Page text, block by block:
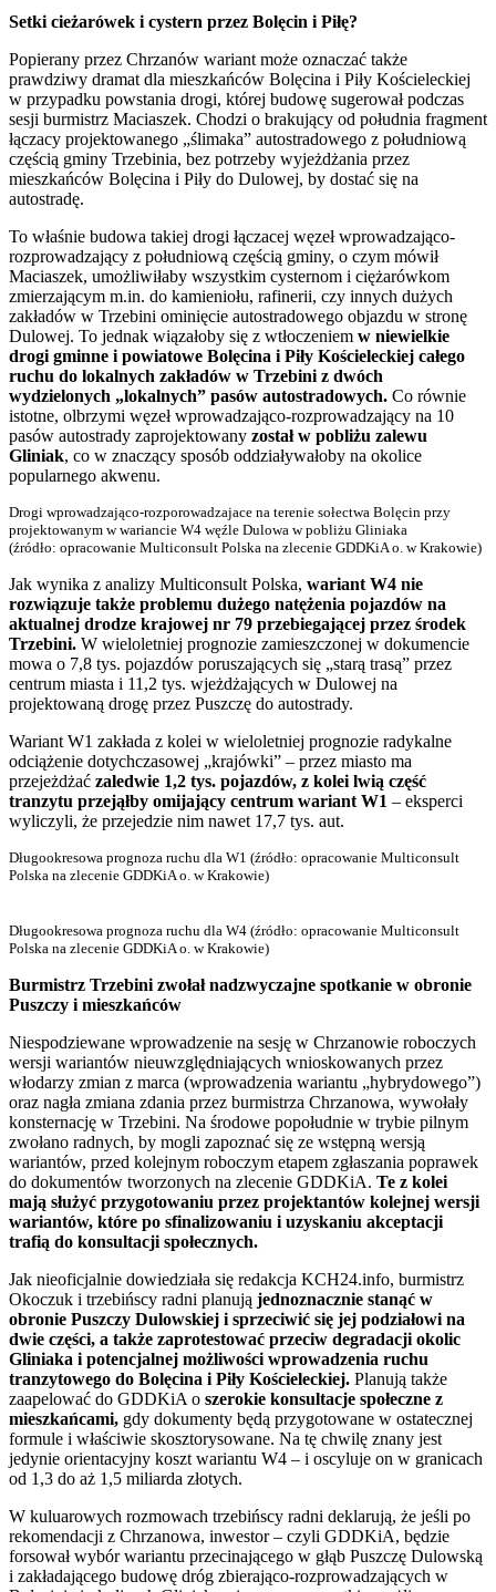
Setki cieżarówek i cystern przez Bolęcin i Piłę?
Popierany przez Chrzanów wariant może oznaczać także
prawdziwy dramat dla mieszkańców Bolęcina i Piły Kościeleckiej
w przypadku powstania drogi, której budowę sugerował podczas
sesji burmistrz Maciaszek. Chodzi o brakujący od południa fragment
łączacy projektowanego „ślimaka” autostradowego z południową
częścią gminy Trzebinia, bez potrzeby wyjeżdżania przez
mieszkańców Bolęcina i Piły do Dulowej, by dostać się na
autostradę.
To właśnie budowa takiej drogi łączacej węzeł wprowadzająco-
rozprowadzający z południową częścią gminy, o czym mówił
Maciaszek, umożliwiłaby wszystkim cysternom i ciężarówkom
zmierzającym m.in. do kamieniołu, rafinerii, czy innych dużych
zakładów w Trzebini ominięcie autostradowego objazdu w stronę
Dulowej. To jednak wiązałoby się z wtłoczeniem w niewielkie
drogi gminne i powiatowe Bolęcina i Piły Kościeleckiej całego
ruchu do lokalnych zakładów w Trzebini z dwóch
wydzielonych „lokalnych” pasów autostradowych. Co równie
istotne, olbrzymi węzeł wprowadzająco-rozprowadzający na 10
pasów autostrady zaprojektowany został w pobliżu zalewu
Gliniak, co w znaczący sposób oddziaływałoby na okolice
popularnego akwenu.
Drogi wprowadzająco-rozporowadzajace na terenie sołectwa Bolęcin przy
projektowanym w wariancie W4 węźle Dulowa w pobliżu Gliniaka
(źródło: opracowanie Multiconsult Polska na zlecenie GDDKiA o. w Krakowie)
Jak wynika z analizy Multiconsult Polska, wariant W4 nie
rozwiązuje także problemu dużego natężenia pojazdów na
aktualnej drodze krajowej nr 79 przebiegającej przez środek
Trzebini. W wieloletniej prognozie zamieszczonej w dokumencie
mowa o 7,8 tys. pojazdów poruszających się „starą trasą” przez
centrum miasta i 11,2 tys. wjeżdżających w Dulowej na
projektowaną drogę przez Puszczę do autostrady.
Wariant W1 zakłada z kolei w wieloletniej prognozie radykalne
odciążenie dotychczasowej „krajówki” – przez miasto ma
przejeżdżać zaledwie 1,2 tys. pojazdów, z kolei lwią część
tranzytu przejąłby omijający centrum wariant W1 – eksperci
wyliczyli, że przejedzie nim nawet 17,7 tys. aut.
Długookresowa prognoza ruchu dla W1 (źródło: opracowanie Multiconsult
Polska na zlecenie GDDKiA o. w Krakowie)
Długookresowa prognoza ruchu dla W4 (źródło: opracowanie Multiconsult
Polska na zlecenie GDDKiA o. w Krakowie)
Burmistrz Trzebini zwołał nadzwyczajne spotkanie w obronie
Puszczy i mieszkańców
Niespodziewane wprowadzenie na sesję w Chrzanowie roboczych
wersji wariantów nieuwzględniających wnioskowanych przez
włodarzy zmian z marca (wprowadzenia wariantu „hybrydowego”)
oraz nagła zmiana zdania przez burmistrza Chrzanowa, wywołały
konsternację w Trzebini. Na środowe popołudnie w trybie pilnym
zwołano radnych, by mogli zapoznać się ze wstępną wersją
wariantów, przed kolejnym roboczym etapem zgłaszania poprawek
do dokumentów tworzonych na zlecenie GDDKiA. Te z kolei
mają służyć przygotowaniu przez projektantów kolejnej wersji
wariantów, które po sfinalizowaniu i uzyskaniu akceptacji
trafią do konsultacji społecznych.
Jak nieoficjalnie dowiedziała się redakcja KCH24.info, burmistrz
Okoczuk i trzebińscy radni planują jednoznacznie stanąć w
obronie Puszczy Dulowskiej i sprzeciwić się jej podziałowi na
dwie części, a także zaprotestować przeciw degradacji okolic
Gliniaka i potencjalnej możliwości wprowadzenia ruchu
tranzytowego do Bolęcina i Piły Kościeleckiej. Planują także
zaapelować do GDDKiA o szerokie konsultacje społeczne z
mieszkańcami, gdy dokumenty będą przygotowane w ostatecznej
formule i właściwie skosztorysowane. Na tę chwilę znany jest
jedynie orientacyjny koszt wariantu W4 – i oscyluje on w granicach
od 1,3 do aż 1,5 miliarda złotych.
W kuluarowych rozmowach trzebińscy radni deklarują, że jeśli po
rekomendacji z Chrzanowa, inwestor – czyli GDDKiA, będzie
forsował wybór wariantu przecinającego w głąb Puszczę Dulowską
i zakładającego budowę dróg zbierająco-rozprowadzających w